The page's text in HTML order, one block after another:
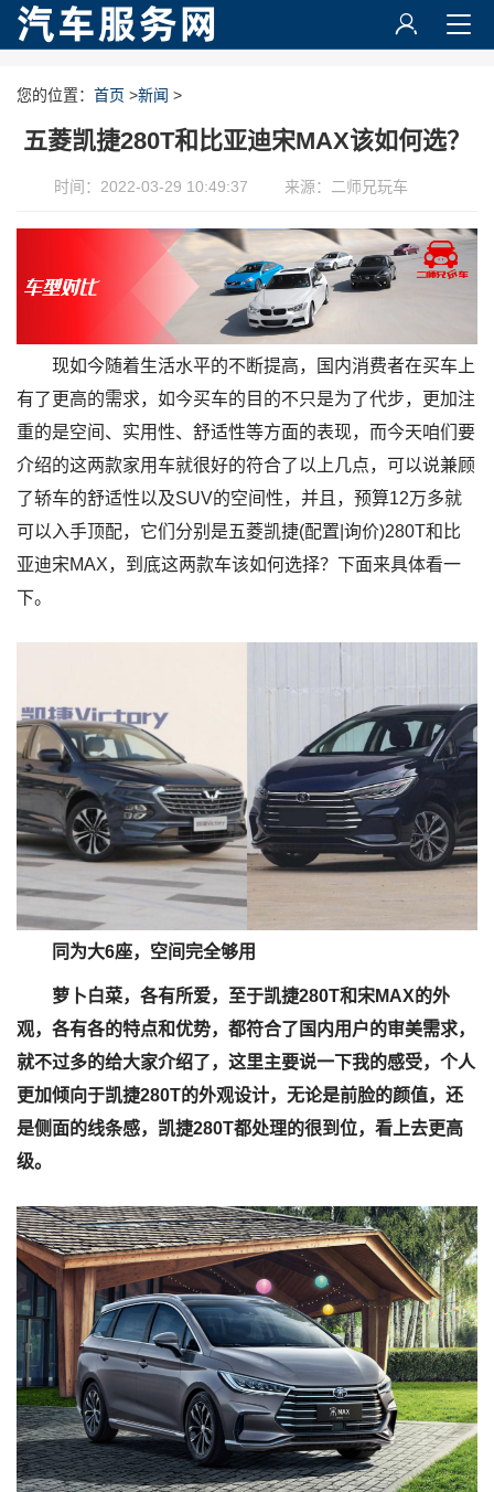
您的位置： 首页 >新闻 >
五菱凯捷280T和比亚迪宋MAX该如何选？
时间：2022-03-29 10:49:37 来源：二师兄玩车
现如今随着生活水平的不断提高，国内消费者在买车上
有了更高的需求，如今买车的目的不只是为了代步，更加注
重的是空间、实用性、舒适性等方面的表现，而今天咱们要
介绍的这两款家用车就很好的符合了以上几点，可以说兼顾
了轿车的舒适性以及SUV的空间性，并且，预算12万多就
可以入手顶配，它们分别是五菱凯捷(配置|询价)280T和比
亚迪宋MAX，到底这两款车该如何选择？下面来具体看一
下。
同为大6座，空间完全够用
萝卜白菜，各有所爱，至于凯捷280T和宋MAX的外
观，各有各的特点和优势，都符合了国内用户的审美需求，
就不过多的给大家介绍了，这里主要说一下我的感受，个人
更加倾向于凯捷280T的外观设计，无论是前脸的颜值，还
是侧面的线条感，凯捷280T都处理的很到位，看上去更高
级。